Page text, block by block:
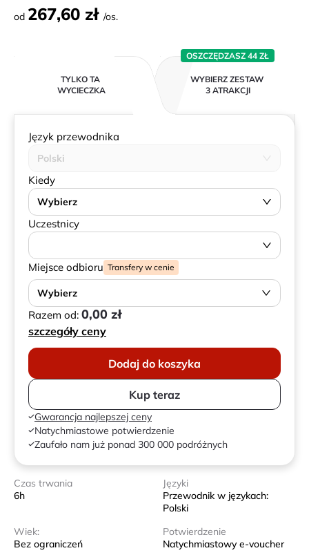
od 267,60 zł /os.
TYLKO TA
WYCIECZKA
WYBIERZ ZESTAW
3 ATRAKCJI
OSZCZĘDZASZ 44 ZŁ
Język przewodnika
Polski
Kiedy
Wybierz
Uczestnicy
Miejsce odbioru Transfery w cenie
Wybierz
Razem od: 0,00 zł
szczegóły ceny
Dodaj do koszyka
Kup teraz
Gwarancja najlepszej ceny
Natychmiastowe potwierdzenie
Zaufało nam już ponad 300 000 podróżnych
Czas trwania
6h
Języki
Przewodnik w językach:
Polski
Wiek:
Bez ograniczeń
Potwierdzenie
Natychmiastowy e-voucher